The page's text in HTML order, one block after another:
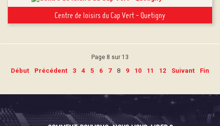
Centre de loisirs du Cap Vert - Quetigny
Page 8 sur 13
Début Précédent 3 4 5 6 7 8 9 10 11 12 Suivant Fin